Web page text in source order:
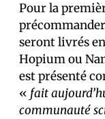
Pour la
seront livrés
Hopium ou
est présenté
« fait
communauté